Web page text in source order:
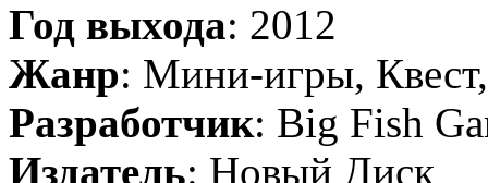
Год выхода: 2012
Жанр: Мини-игры,
Разработчик: Big Fish
Издатель: Новый Диск